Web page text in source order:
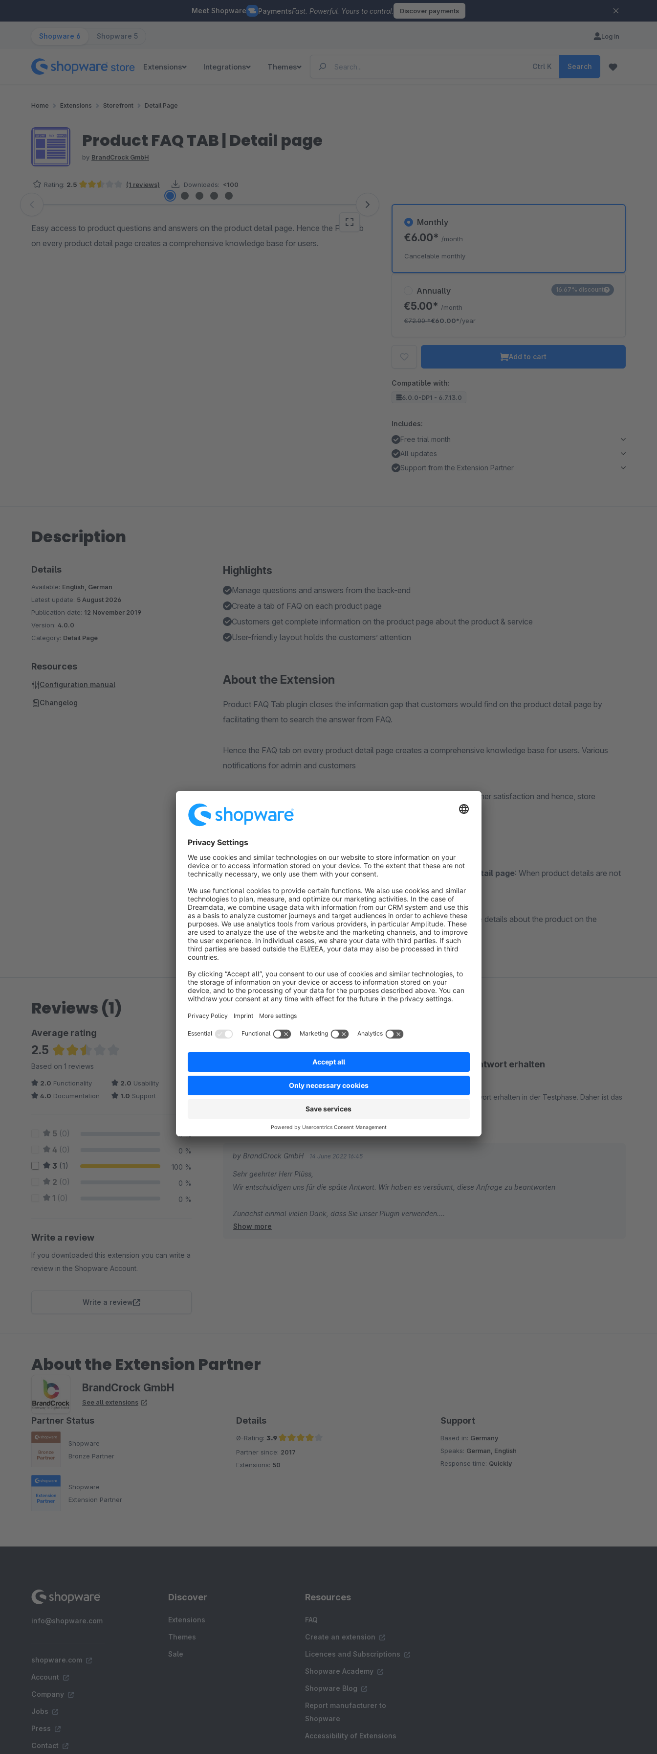
Meet Shopware PaymentsFast. Powerful. Yours to control. Discover payments
Shopware 6 Shopware 5 Log in
Extensions Integrations Themes Ctrl K Search
Home Extensions Storefront Detail Page
Product FAQ TAB | Detail page
by BrandCrock GmbH
Rating: 2.5 (1 reviews) Downloads: <100
Skip image gallery
Easy access to product questions and answers on the product detail page. Hence the FAQ tab
on every product detail page creates a comprehensive knowledge base for users.
Annually
€5.00* /month
€72.00*€60.00*/year
16.67% discount
Monthly
€6.00* /month
Cancelable monthly
Add to cart
Compatible with:
6.0.0-DP1 - 6.7.13.0
Includes:
Free trial month
All updates
Support from the Extension Partner
Description
Highlights
Manage questions and answers from the back-end
Create a tab of FAQ on each product page
Customers get complete information on the product page about the product & service
User-friendly layout holds the customers’ attention
About the Extension
Product FAQ Tab plugin closes the information gap that customers would find on the product detail page by
facilitating them to search the answer from FAQ.
Hence the FAQ tab on every product detail page creates a comprehensive knowledge base for users. Various
notifications for admin and customers
help them maintain long lasting relationship which in turn increases customer satisfaction and hence, store
revenue.
Easy access to product questions and answers on the product detail page: When product details are not
enough to answer all the product related queries,
then customers can view the product questions and answers tab for more details about the product on the
product detail page.
Details
Available: English, German
Latest update: 5 August 2026
Publication date: 12 November 2019
Version: 4.0.0
Category: Detail Page
Resources
Configuration manual
Changelog
Reviews (1)
Average rating
2.5
Average rating of 2.5 out of 5 stars
Based on 1 reviews
2.0 Functionality 2.0 Usability
4.0 Documentation 1.0 Support
5 (0) 0 %
4 (0) 0 %
3 (1) 100 %
2 (0) 0 %
1 (0) 0 %
Write a review
If you downloaded this extension you can write a
review in the Shopware Account.
Write a review
Sort by
Nach 12 Tagen auf eine einfache Frage immer noch keine Antwort erhalten
2.5
Average rating of 2.5 out of 5 stars
by Hans Peter Plüss
Leider haben wir auf eine einfache Frage nach 12 Tagen immer noch keine Antwort erhalten in der Testphase. Daher ist das
Vertrauen nun sehr klein in diese Firma
Functionality 2.0Usability 4.0Documentation
by BrandCrock GmbH 14 June 2022 16:45
Sehr geehrter Herr Plüss,
Wir entschuldigen uns für die späte Antwort. Wir haben es versäumt, diese Anfrage zu beantworten
Zunächst einmal vielen Dank, dass Sie unser Plugin verwenden.
Show more
About the Extension Partner
BrandCrock GmbH
See all extensions
Partner Status
Shopware
Bronze Partner
Shopware
Extension Partner
Details
Ø-Rating: 3.9
Average rating of 3.9 out of 5 stars
Partner since: 2017
Extensions: 50
Support
Based in: Germany
Speaks: German, English
Response time: Quickly
info@shopware.com
shopware.com
Account
Company
Jobs
Press
Contact
Discover
Extensions
Themes
Sale
Resources
FAQ
Create an extension
Licences and Subscriptions
Shopware Academy
Shopware Blog
Report manufacturer to
Shopware
Accessibility of Extensions